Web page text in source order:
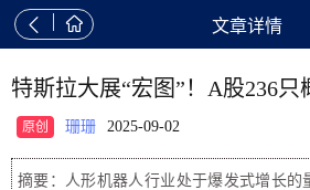
  文章详情
特斯拉大展“宏图”！A股236只
原创 珊珊 2025-09-02
摘要：人形机器人行业处于爆发式增长的